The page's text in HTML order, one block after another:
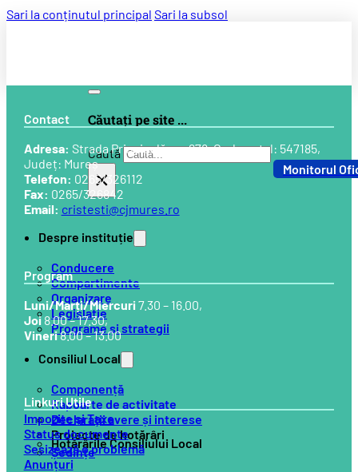
Sari la conținutul principal Sari la subsol
Căutați pe site ...
Caută
×
Despre instituție
Conducere
Compartimente
Organizare
Legislație
Programe și strategii
Consiliul Local
Componență
Rapoarte de activitate
Declarații avere și interese
Proiecte de hotărâri
Hotărârile Consiliului Local
Ședințe
Monitorul
Contact
Adresa: Strada Principală, nr. 678, Cod postal: 547185,
Județ: Mureș
Telefon: 0265/326112
Fax: 0265/326842
Email: cristesti@cjmures.ro
Program
Luni/Marți/Miercuri7.30 – 16.00,
Joi8.00 – 17.30,
Vineri8.00 – 13.00
Linkuri Utile
Impozite și Taxe
Status documente
Sesizează o problemă
Anunțuri